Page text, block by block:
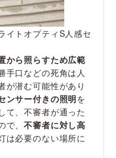
イトオプティS人感セ
から照らすため広範
手口などの死角は人
が潜む可能性があり
ンサー付きの照明を
て、不審者が通った
で、不審者に対し高
は必要のない場所に